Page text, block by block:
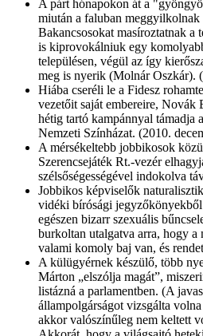
A párt hónapokon át a
miután a faluban meggyilkolnak
Bakancsosokat masíroztatnak a
is kiprovokálniuk egy
településen, végül az így
meg is nyerik (Molnár Oszkár).
Hiába cseréli le a Fidesz
vezetőit saját embereire,
hétig tartó kampánnyal támadja
Nemzeti Színházat. (2010.
A mérsékeltebb jobbikosok
Szerencsejáték Rt.-vezér
szélsőségességével indokolva
Jobbikos képviselők
vidéki bírósági
egészen bizarr szexuális
burkoltan utalgatva arra, hogy a
valami komoly baj van, és
A külügyérnek készülő, több
Márton „elszólja magát”,
listázná a parlamentben. (A
állampolgárságot vizsgálta
akkor valószínűleg nem keltett